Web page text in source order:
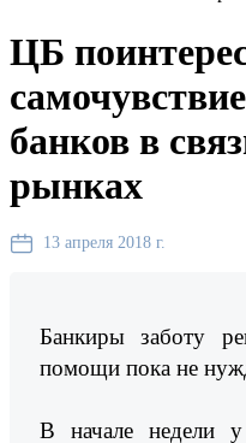
ЦБ
банков в
рынках
13 апреля 2018 г.
Банкиры заботу
помощи пока не
В начале недели у